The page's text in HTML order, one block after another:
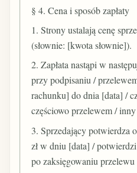
§ 4. Cena i sposób zapłaty
1. Strony ustalają cenę
(słownie: [kwota słownie]).
2. Zapłata nastąpi w
przy podpisaniu /
rachunku] do dnia [data] /
częściowo przelewem /
3. Sprzedający potwierdza
zł w dniu [data] /
po zaksięgowaniu